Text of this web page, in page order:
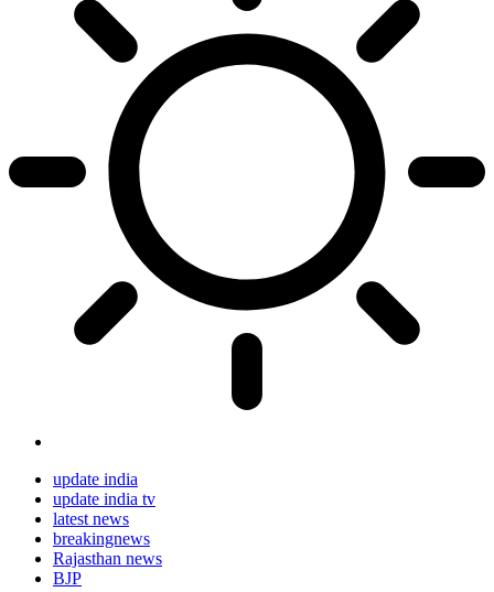
update india
update india tv
latest news
breakingnews
Rajasthan news
BJP